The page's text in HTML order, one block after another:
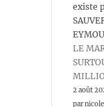
existe
LE
2 août
par